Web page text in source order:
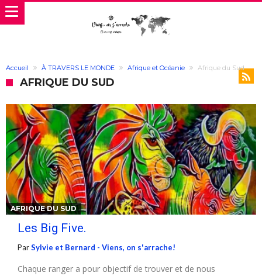
Accueil À TRAVERS LE MONDE Afrique et Océanie Afrique du Sud
AFRIQUE DU SUD
AFRIQUE DU SUD
Les Big Five.
ParSylvie et Bernard - Viens, on s'arrache!
Chaque ranger a pour objectif de trouver et de nous